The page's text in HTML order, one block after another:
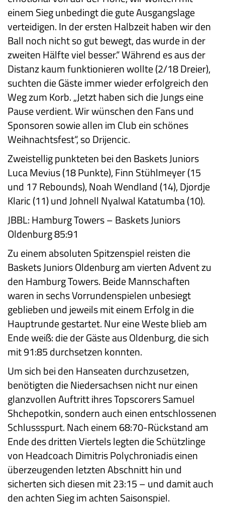
einem Sieg unbedingt die gute Ausgangslage
verteidigen. In der ersten Halbzeit haben wir den
Ball noch nicht so gut bewegt, das wurde in der
zweiten Hälfte viel besser.“ Während es aus der
Distanz kaum funktionieren wollte (2/18 Dreier),
suchten die Gäste immer wieder erfolgreich den
Weg zum Korb. „Jetzt haben sich die Jungs eine
Pause verdient. Wir wünschen den Fans und
Sponsoren sowie allen im Club ein schönes
Weihnachtsfest“, so Drijencic.
Zweistellig punkteten bei den Baskets Juniors
Luca Mevius (18 Punkte), Finn Stühlmeyer (15
und 17 Rebounds), Noah Wendland (14), Djordje
Klaric (11) und Johnell Nyalwal Katatumba (10).
JBBL: Hamburg Towers – Baskets Juniors
Oldenburg 85:91
Zu einem absoluten Spitzenspiel reisten die
Baskets Juniors Oldenburg am vierten Advent zu
den Hamburg Towers. Beide Mannschaften
waren in sechs Vorrundenspielen unbesiegt
geblieben und jeweils mit einem Erfolg in die
Hauptrunde gestartet. Nur eine Weste blieb am
Ende weiß: die der Gäste aus Oldenburg, die sich
mit 91:85 durchsetzen konnten.
Um sich bei den Hanseaten durchzusetzen,
benötigten die Niedersachsen nicht nur einen
glanzvollen Auftritt ihres Topscorers Samuel
Shchepotkin, sondern auch einen entschlossenen
Schlussspurt. Nach einem 68:70-Rückstand am
Ende des dritten Viertels legten die Schützlinge
von Headcoach Dimitris Polychroniadis einen
überzeugenden letzten Abschnitt hin und
sicherten sich diesen mit 23:15 – und damit auch
den achten Sieg im achten Saisonspiel.